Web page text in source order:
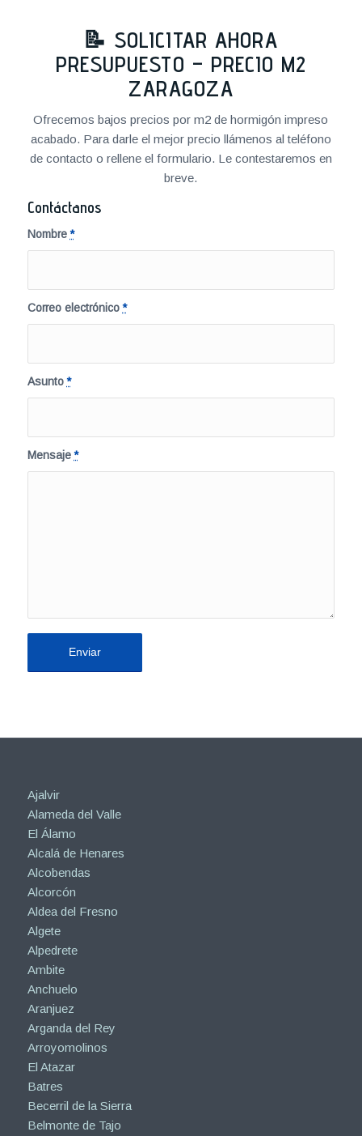
📝 SOLICITAR AHORA
PRESUPUESTO – PRECIO M2
ZARAGOZA
Ofrecemos bajos precios por m2 de hormigón impreso
acabado. Para darle el mejor precio llámenos al teléfono
de contacto o rellene el formulario. Le contestaremos en
breve.
Contáctanos
Nombre*
Correo electrónico*
Asunto*
Mensaje*
Ajalvir
Alameda del Valle
El Álamo
Alcalá de Henares
Alcobendas
Alcorcón
Aldea del Fresno
Algete
Alpedrete
Ambite
Anchuelo
Aranjuez
Arganda del Rey
Arroyomolinos
El Atazar
Batres
Becerril de la Sierra
Belmonte de Tajo